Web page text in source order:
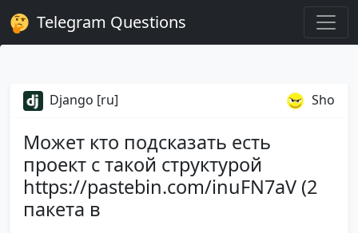
Telegram Questions
Django [ru] Sho
Может кто подсказать есть
проект с такой структурой
https://pastebin.com/inuFN7aV (2
пакета в